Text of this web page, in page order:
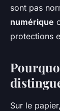
sont pas
numérique
protections
Sur le